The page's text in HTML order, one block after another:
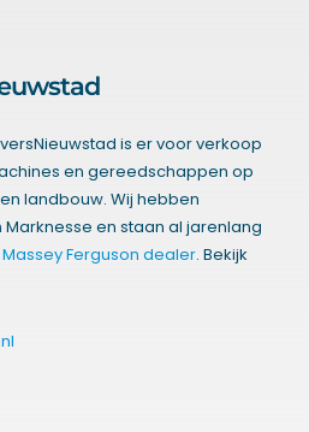
is er voor verkoop
en gereedschappen op
landbouw. Wij hebben
Marknesse en staan al jarenlang
Massey Ferguson dealer. Bekijk